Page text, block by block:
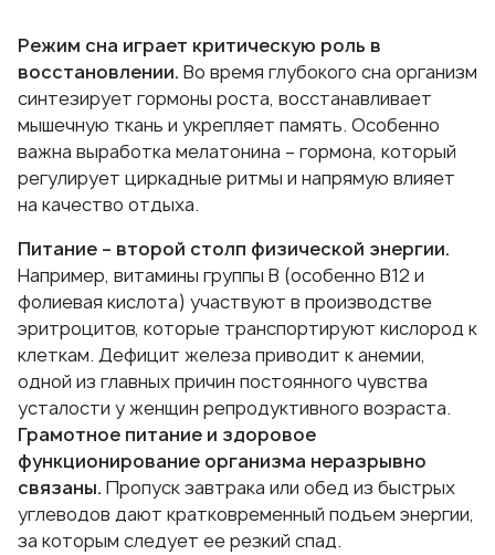
Режим сна играет критическую роль в
восстановлении. Во время глубокого сна организм
синтезирует гормоны роста, восстанавливает
мышечную ткань и укрепляет память. Особенно
важна выработка мелатонина – гормона, который
регулирует циркадные ритмы и напрямую влияет
на качество отдыха.
Питание – второй столп физической энергии.
Например, витамины группы B (особенно B12 и
фолиевая кислота) участвуют в производстве
эритроцитов, которые транспортируют кислород к
клеткам. Дефицит железа приводит к анемии,
одной из главных причин постоянного чувства
усталости у женщин репродуктивного возраста.
Грамотное питание и здоровое
функционирование организма неразрывно
связаны. Пропуск завтрака или обед из быстрых
углеводов дают кратковременный подъем энергии,
за которым следует ее резкий спад.